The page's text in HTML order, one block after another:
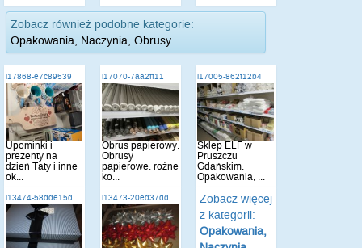
Zobacz również podobne kategorie:
Opakowania, Naczynia, Obrusy
i17868-e7c89539
Upominki i
prezenty na
dzień Taty i inne
ok...
i17070-7aa2ff11
Obrus papierowy,
Obrusy
papierowe, rożne
ko...
i17005-862f12b4
Sklep ELF w
Pruszczu
Gdańskim,
Opakowania, ...
i13474-58dde15d i13473-20ed37dd
Zobacz więcej
z kategorii:
Opakowania,